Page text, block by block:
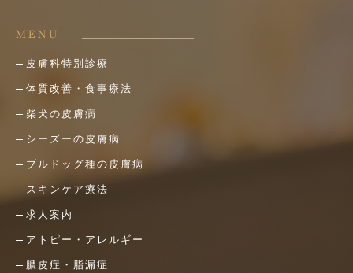
MENU
皮膚科特別診療
体質改善・食事療法
柴犬の皮膚病
シーズーの皮膚病
ブルドッグ種の皮膚病
スキンケア療法
求人案内
アトピー・アレルギー
膿皮症・脂漏症